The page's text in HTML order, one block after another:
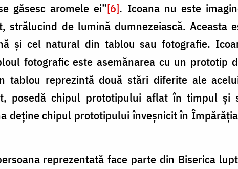
găsesc aromele ei”[6]. Icoana nu este
strălucind de lumină dumnezeiască. Aceasta
și cel natural din tablou sau fotografie.
fotografic este asemănarea cu un prototip
tablou reprezintă două stări diferite ale
posedă chipul prototipului aflat în timpul și
deține chipul prototipului înveșnicit în
reprezentată face parte din Biserica